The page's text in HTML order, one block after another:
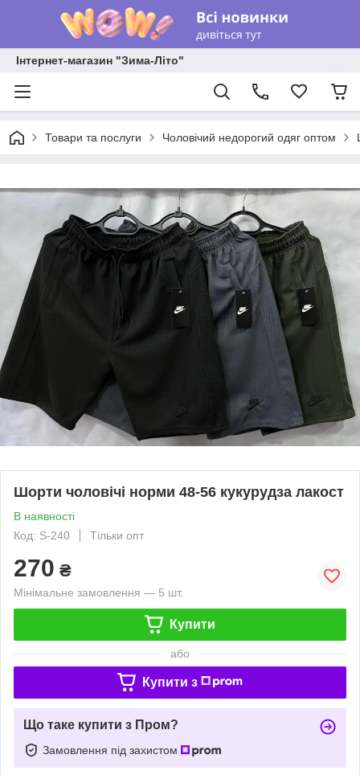
Інтернет-магазин "Зима-Літо"
Товари та послуги Чоловічий недорогий одяг оптом
Шорти чоловічі норми 48-56 кукурудза лакост
В наявності
Код: S-240
Тільки опт
270 ₴
Мінімальне замовлення — 5 шт.
Купити
або
Купити з
Що таке купити з Пром?
Замовлення під захистом